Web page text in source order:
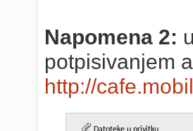
Napomena 2:
potpisivanjem
http://